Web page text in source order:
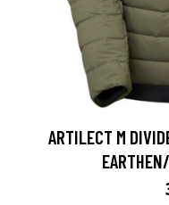
ARTILECT M